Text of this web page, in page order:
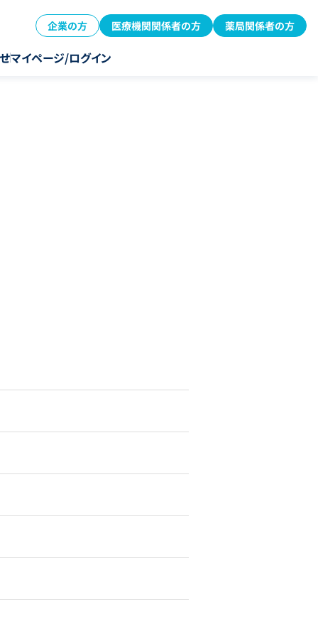
企業の方 医療機関関係者の方 薬局関係者の方
マイページ/ログイン